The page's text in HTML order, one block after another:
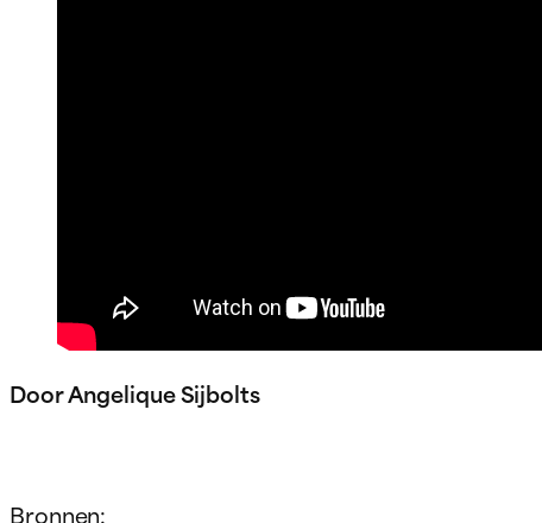
Door Angelique Sijbolts
Bronnen: